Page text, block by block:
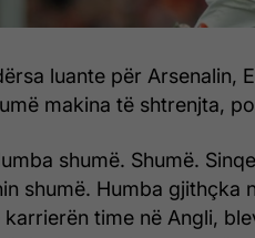
luante për Arsenalin,
makina të shtrenjta,
shumë. Shumë.
shumë. Humba gjithçka
karrierën time në Angli,